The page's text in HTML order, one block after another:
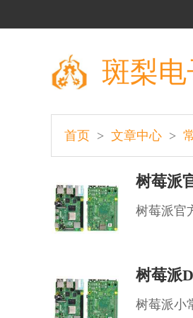
斑梨电
首页 > 文章中心 >
树莓派
树莓派官
树莓派
树莓派小